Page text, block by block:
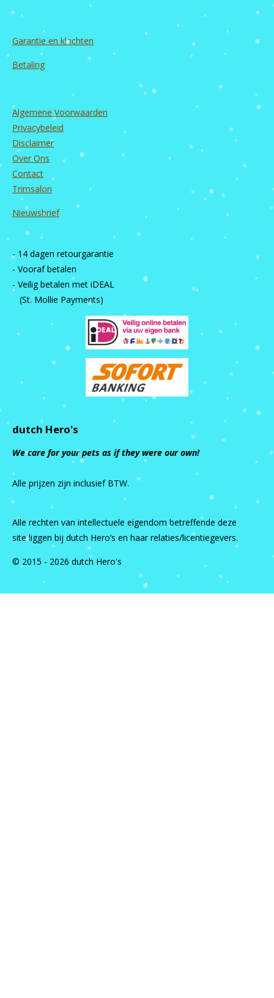
Garantie en klachten
Betaling
Algemene Voorwaarden
Privacybeleid
Disclaimer
Over Ons
Contact
Trimsalon
Nieuwsbrief
- 14 dagen retourgarantie
- Vooraf betalen
- Veilig betalen met iDEAL
(St. Mollie Payments)
dutch Hero's
We care for your pets as if they were our own!
Alle prijzen zijn inclusief BTW.
Alle rechten van intellectuele eigendom betreffende deze
site liggen bij dutch Hero’s en haar relaties/licentiegevers.
© 2015 - 2026 dutch Hero's